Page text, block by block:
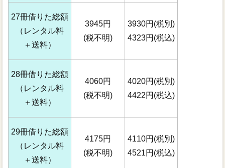
27冊借りた総額
（レンタル料
＋送料）
3945円
(税不明)
3930円(税別)
4323円(税込)
28冊借りた総額
（レンタル料
＋送料）
4060円
(税不明)
4020円(税別)
4422円(税込)
29冊借りた総額
（レンタル料
＋送料）
4175円
(税不明)
4110円(税別)
4521円(税込)